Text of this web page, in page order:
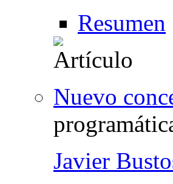
Resumen
Nuevo
Javier